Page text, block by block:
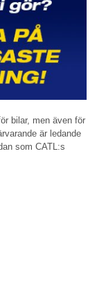
bilar, men även för
är ledande
som CATL:s